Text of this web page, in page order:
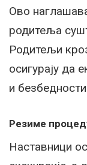
Ово
родитеља
Родитељи
осигурају да
и
Резиме
Наставници